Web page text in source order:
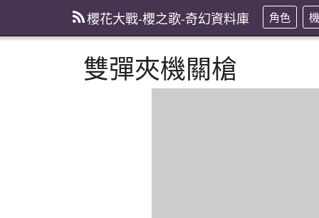
櫻花大戰-櫻之歌-奇幻資料庫 角色
雙彈夾機關槍